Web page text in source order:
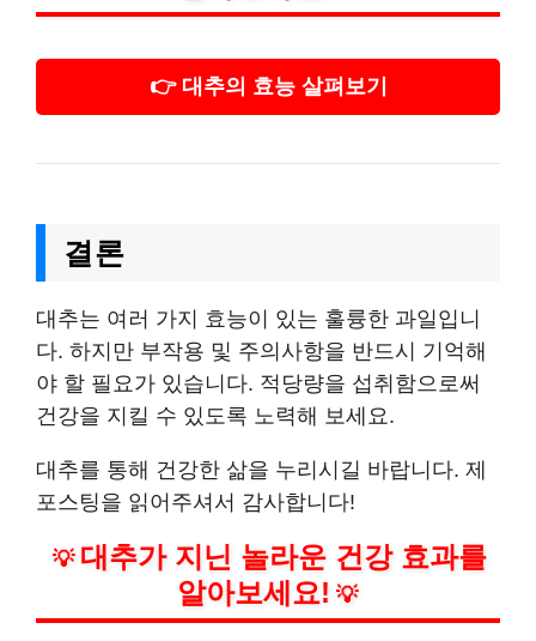
👉 대추의 효능 살펴보기
결론
대추는 여러 가지 효능이 있는 훌륭한 과일입니
다. 하지만 부작용 및 주의사항을 반드시 기억해
야 할 필요가 있습니다. 적당량을 섭취함으로써
건강을 지킬 수 있도록 노력해 보세요.
대추를 통해 건강한 삶을 누리시길 바랍니다. 제
포스팅을 읽어주셔서 감사합니다!
💡 대추가 지닌 놀라운 건강 효과를
알아보세요! 💡